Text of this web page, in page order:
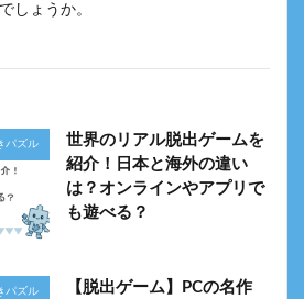
しょうか。
パズル
世界のリアル脱出ゲームを
紹介！日本と海外の違い
は？オンラインやアプリで
も遊べる？
パズル
【脱出ゲーム】PCの名作